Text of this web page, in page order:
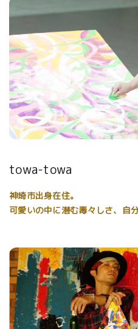
towa-towa
神埼市出身在住。
可愛いの中に潜む毒々しさ、自